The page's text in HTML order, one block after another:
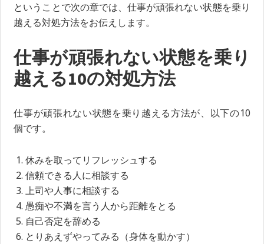
ということで次の章では、仕事が頑張れない状態を乗り
越える対処方法をお伝えします。
仕事が頑張れない状態を乗り
越える10の対処方法
仕事が頑張れない状態を乗り越える方法が、以下の10
個です。
休みを取ってリフレッシュする
信頼できる人に相談する
上司や人事に相談する
愚痴や不満を言う人から距離をとる
自己否定を辞める
とりあえずやってみる（身体を動かす）